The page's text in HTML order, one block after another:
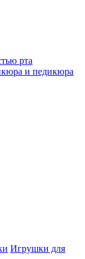
рта
и педикюра
Игрушки для